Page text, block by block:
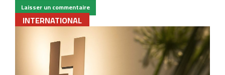
INTERNATIONAL